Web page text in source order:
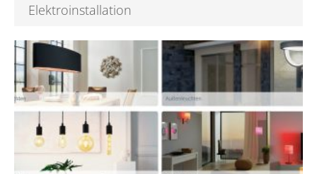
Elektroinstallation
verl...
Mehr darüber